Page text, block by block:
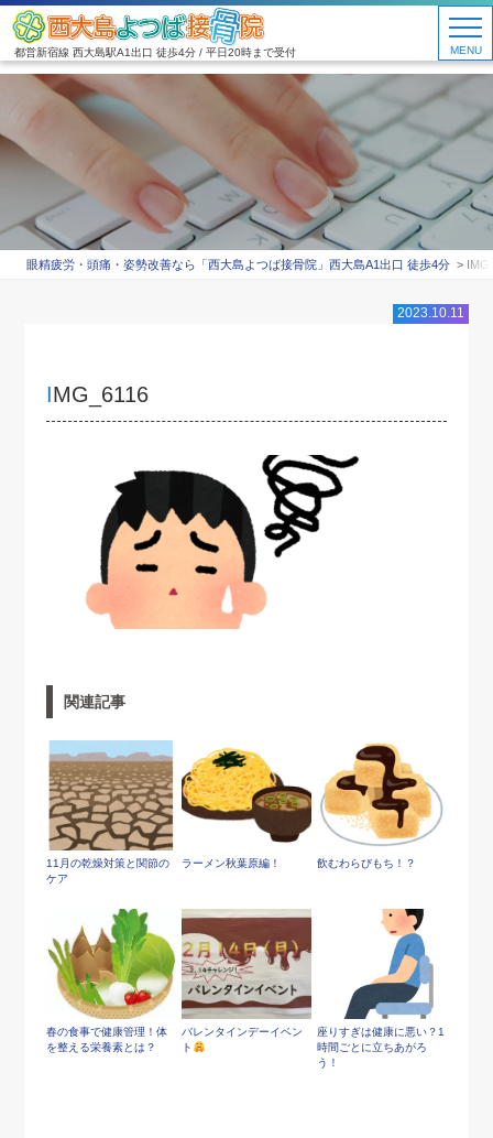
都営新宿線 西大島駅A1出口 徒歩4分 / 平日20時まで受付 MENU
眼精疲労・頭痛・姿勢改善なら「西大島よつば接骨院」西大島A1出口 徒歩4分
2023.10.11
IMG_6116
関連記事
11月の乾燥対策と関節の
ケア
ラーメン秋葉原編！ 飲むわらびもち！？
春の食事で健康管理！体
を整える栄養素とは？
バレンタインデーイベン
ト
座りすぎは健康に悪い？1
時間ごとに立ちあがろ
う！